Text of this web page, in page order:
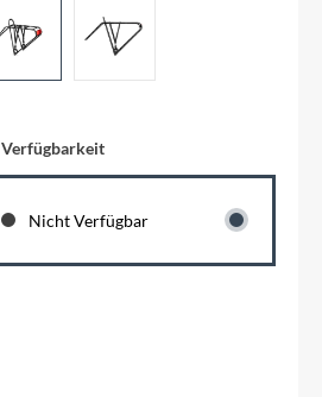
Verfügbarkeit
Nicht Verfügbar